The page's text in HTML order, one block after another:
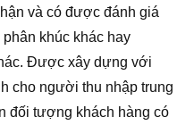
và có được đánh giá
khúc khác hay
Được xây dựng với
cho người thu nhập trung
đối tượng khách hàng có